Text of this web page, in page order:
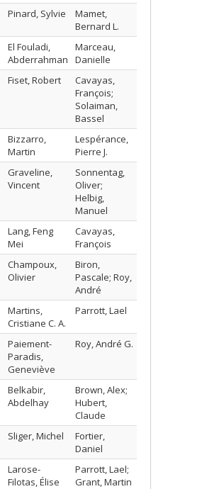
Pinard, Sylvie
Mamet,
Bernard L.
El Fouladi,
Abderrahman
Marceau,
Danielle
Fiset, Robert
Cavayas,
François;
Solaiman,
Bassel
Bizzarro,
Martin
Lespérance,
Pierre J.
Graveline,
Vincent
Sonnentag,
Oliver;
Helbig,
Manuel
Lang, Feng
Mei
Cavayas,
François
Champoux,
Olivier
Biron,
Pascale; Roy,
André
Martins,
Cristiane C. A.
Parrott, Lael
Paiement-
Paradis,
Geneviève
Roy, André G.
Belkabir,
Abdelhay
Brown, Alex;
Hubert,
Claude
Sliger, Michel
Fortier,
Daniel
Larose-
Filotas, Élise
Parrott, Lael;
Grant, Martin